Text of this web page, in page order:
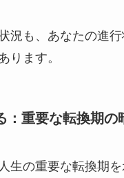
況も、あなたの進
ります。
：重要な転換期の
生の重要な転換期